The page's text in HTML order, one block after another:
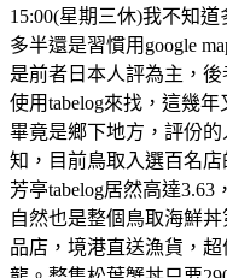
15:00(星期三休)我不知
多半還是習慣用google
是前者日本人評為主，
使用tabelog來找，這幾
畢竟是鄉下地方，評份
知，目前鳥取入選百名
芳亭tabelog居然高達
自然也是整個鳥取海鮮
品店，境港直送漁貨，